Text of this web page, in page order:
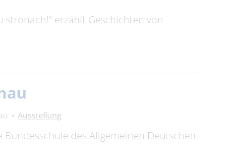
stronach!" erzählt Geschichten von
Ausstellung
des Allgemeinen Deutschen